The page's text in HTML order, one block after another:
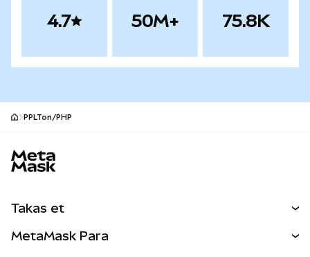
4.7 50M+ 75.8K
PPLTon/PHP
Takas et
MetaMask Para